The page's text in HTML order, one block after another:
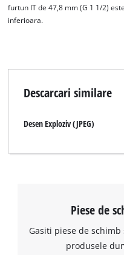
furtun IT de 47,8 mm (G 1 1/2)
inferioara.
Descarcari similare
Desen Exploziv (JPEG)
Piese de
Gasiti piese de
produsele